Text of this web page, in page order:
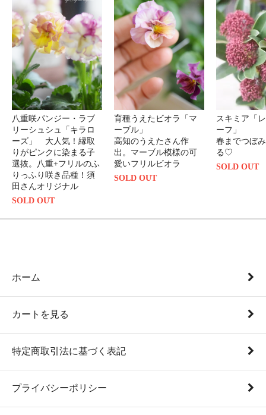
八重咲パンジー・ラブ
リーシュシュ「キラロ
ーズ」 大人気！縁取
りがピンクに染まる子
選抜。八重+フリルのふ
りっふり咲き品種！須
田さんオリジナル
SOLD OUT
育種うえたビオラ「マ
ーブル」
高知のうえたさん作
出。マーブル模様の可
愛いフリルビオラ
SOLD OUT
スキミア「
ーフ」
春までつぼ
る♡
SOLD OUT
ホーム
カートを見る
特定商取引法に基づく表記
プライバシーポリシー